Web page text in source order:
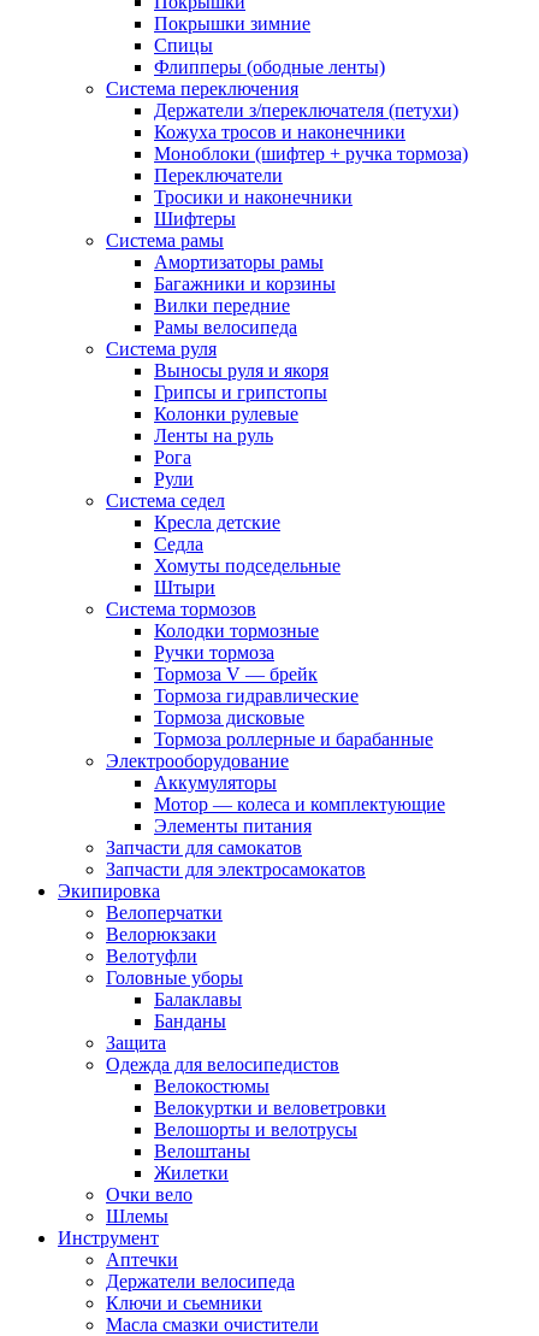
Покрышки зимние
Спицы
Флипперы (ободные ленты)
Система переключения
Держатели з/переключателя (петухи)
Кожуха тросов и наконечники
Моноблоки (шифтер + ручка тормоза)
Переключатели
Тросики и наконечники
Шифтеры
Система рамы
Амортизаторы рамы
Багажники и корзины
Вилки передние
Рамы велосипеда
Система руля
Выносы руля и якоря
Грипсы и грипстопы
Колонки рулевые
Ленты на руль
Рога
Рули
Система седел
Кресла детские
Седла
Хомуты подседельные
Штыри
Система тормозов
Колодки тормозные
Ручки тормоза
Тормоза V — брейк
Тормоза гидравлические
Тормоза дисковые
Тормоза роллерные и барабанные
Электрооборудование
Аккумуляторы
Мотор — колеса и комплектующие
Элементы питания
Запчасти для самокатов
Запчасти для электросамокатов
Экипировка
Велоперчатки
Велорюкзаки
Велотуфли
Головные уборы
Балаклавы
Банданы
Защита
Одежда для велосипедистов
Велокостюмы
Велокуртки и веловетровки
Велошорты и велотрусы
Велоштаны
Жилетки
Очки вело
Шлемы
Инструмент
Аптечки
Держатели велосипеда
Ключи и сьемники
Масла смазки очистители